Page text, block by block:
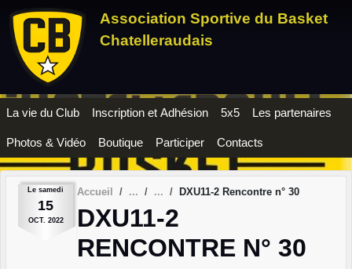
Association Sportive du Basket
Chatelleraudais
La vie du Club Inscription et Adhésion 5x5 Les partenaires
Photos & Vidéo Boutique Participer Contacts
Le samedi
15
OCT. 2022
Accueil DXU11-2 Rencontre n° 30
DXU11-2
RENCONTRE N° 30
Panneau de gestion des cookies